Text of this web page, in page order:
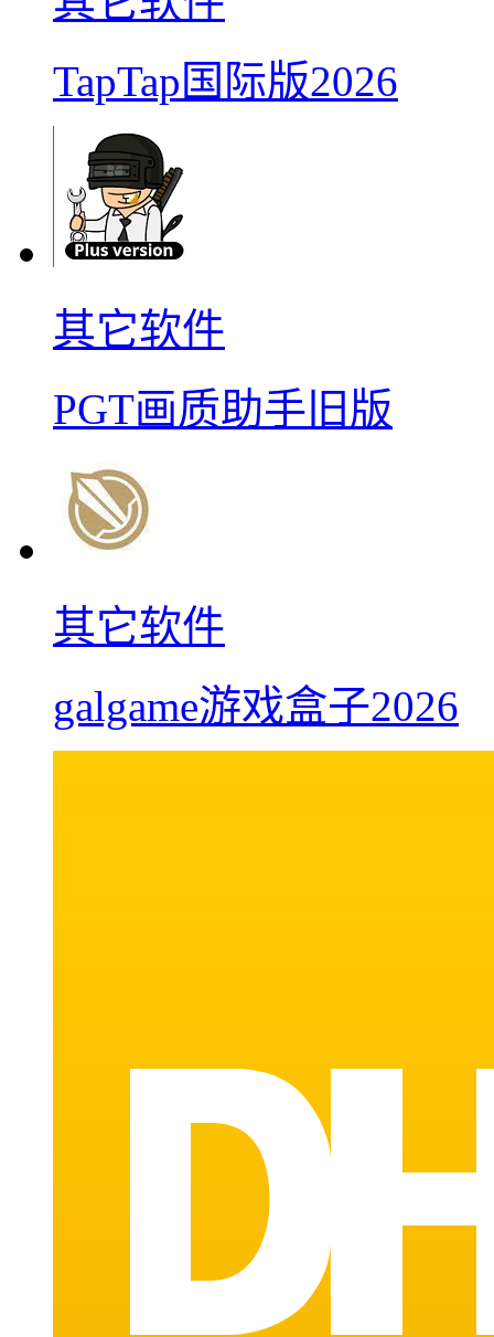
TapTap国际版2026
其它软件
PGT画质助手旧版
其它软件
galgame游戏盒子2026